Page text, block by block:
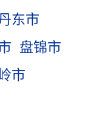
东市
盘锦市
市